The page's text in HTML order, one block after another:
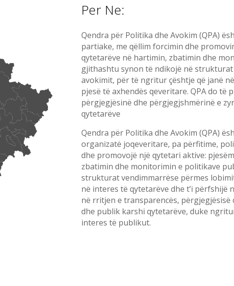
Per Ne:
Qendra për Politika dhe Avokim (QPA)
partiake, me qëllim forcimin dhe
qytetarëve në hartimin, zbatimin dhe
gjithashtu synon të ndikojë në
avokimit, për të ngritur çështje që janë
pjesë të axhendës qeveritare. QPA do
përgjegjësinë dhe përgjegjshmërinë e
qytetarëve
Qendra për Politika dhe Avokim (QPA)
organizatë joqeveritare, pa përfitime,
dhe promovojë një qytetari aktive:
zbatimin dhe monitorimin e politikave
strukturat vendimmarrëse përmes
në interes të qytetarëve dhe t’i përfshijë
në rritjen e transparencës,
dhe publik karshi qytetarëve, duke
interes të publikut.